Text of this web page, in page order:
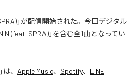
」が配信開始された。今回デジタル
(feat. SPRA)」を含む全1曲となってい
」は、 Apple Music、 Spotify、 LINE